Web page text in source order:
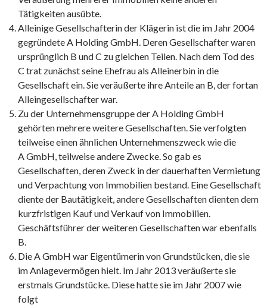
Tätigkeiten ausübte.
Alleinige Gesellschafterin der Klägerin ist die im Jahr 2004
gegründete A Holding GmbH. Deren Gesellschafter waren
ursprünglich B und C zu gleichen Teilen. Nach dem Tod des
C trat zunächst seine Ehefrau als Alleinerbin in die
Gesellschaft ein. Sie veräußerte ihre Anteile an B, der fortan
Alleingesellschafter war.
Zu der Unternehmensgruppe der A Holding GmbH
gehörten mehrere weitere Gesellschaften. Sie verfolgten
teilweise einen ähnlichen Unternehmenszweck wie die
A GmbH, teilweise andere Zwecke. So gab es
Gesellschaften, deren Zweck in der dauerhaften Vermietung
und Verpachtung von Immobilien bestand. Eine Gesellschaft
diente der Bautätigkeit, andere Gesellschaften dienten dem
kurzfristigen Kauf und Verkauf von Immobilien.
Geschäftsführer der weiteren Gesellschaften war ebenfalls
B.
Die A GmbH war Eigentümerin von Grundstücken, die sie
im Anlagevermögen hielt. Im Jahr 2013 veräußerte sie
erstmals Grundstücke. Diese hatte sie im Jahr 2007 wie
folgt